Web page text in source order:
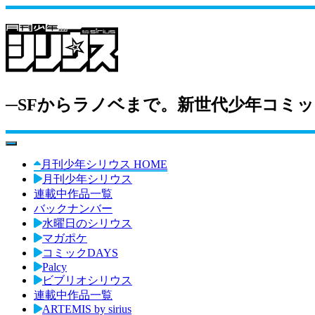
─SFからラノベまで。新世代少年コミ
toggle navigation
月刊少年シリウス HOME
月刊少年シリウス
連載中作品一覧
バックナンバー
水曜日のシリウス
マガポケ
コミックDAYS
Palcy
ビブリオシリウス
連載中作品一覧
ARTEMIS by sirius